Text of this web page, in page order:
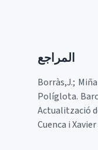
المراجع
Borràs,J.;
Políglota.
Actualització
Cuenca i